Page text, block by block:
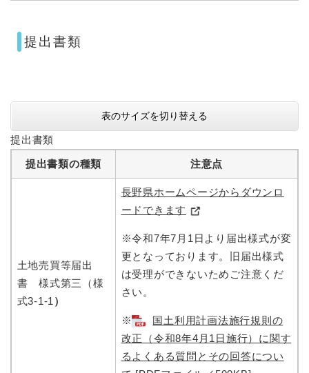
提出書類
表のサイズを切り替える
提出書類
提出書類の種類 注意点
土地売買等届出
書 様式第三（様
式3-1-1 ）
長野県ホームページからダウンロ
ードできます
※令和7年7月1日より届出様式が変
更となっております。旧届出様式
は受理ができないためご注意くだ
さい。
※
国土利用計画法施行規則の
改正（令和8年4月1日施行）に関す
るよくある質問とその回答につい